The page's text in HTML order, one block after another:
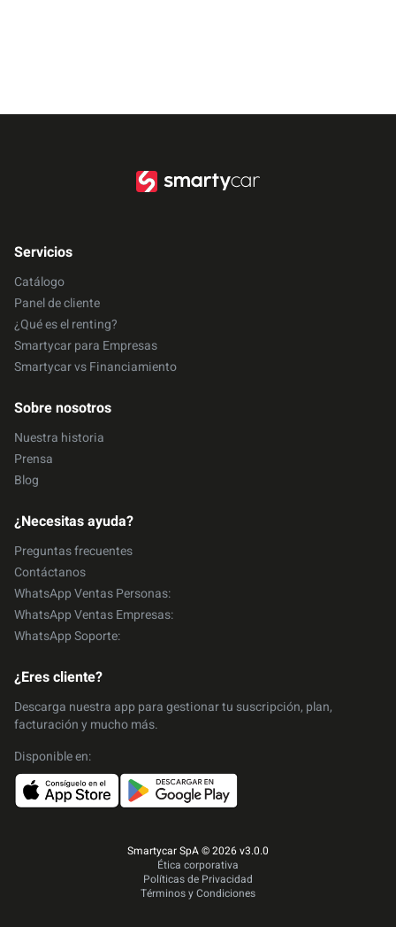
Servicios
Catálogo
Panel de cliente
¿Qué es el renting?
Smartycar para Empresas
Smartycar vs Financiamiento
Sobre nosotros
Nuestra historia
Prensa
Blog
¿Necesitas ayuda?
Preguntas frecuentes
Contáctanos
WhatsApp Ventas Personas:
WhatsApp Ventas Empresas:
WhatsApp Soporte:
¿Eres cliente?
Descarga nuestra app para gestionar tu suscripción, plan,
facturación y mucho más.
Disponible en:
Smartycar SpA © 2026 v3.0.0
Ética corporativa
Políticas de Privacidad
Términos y Condiciones